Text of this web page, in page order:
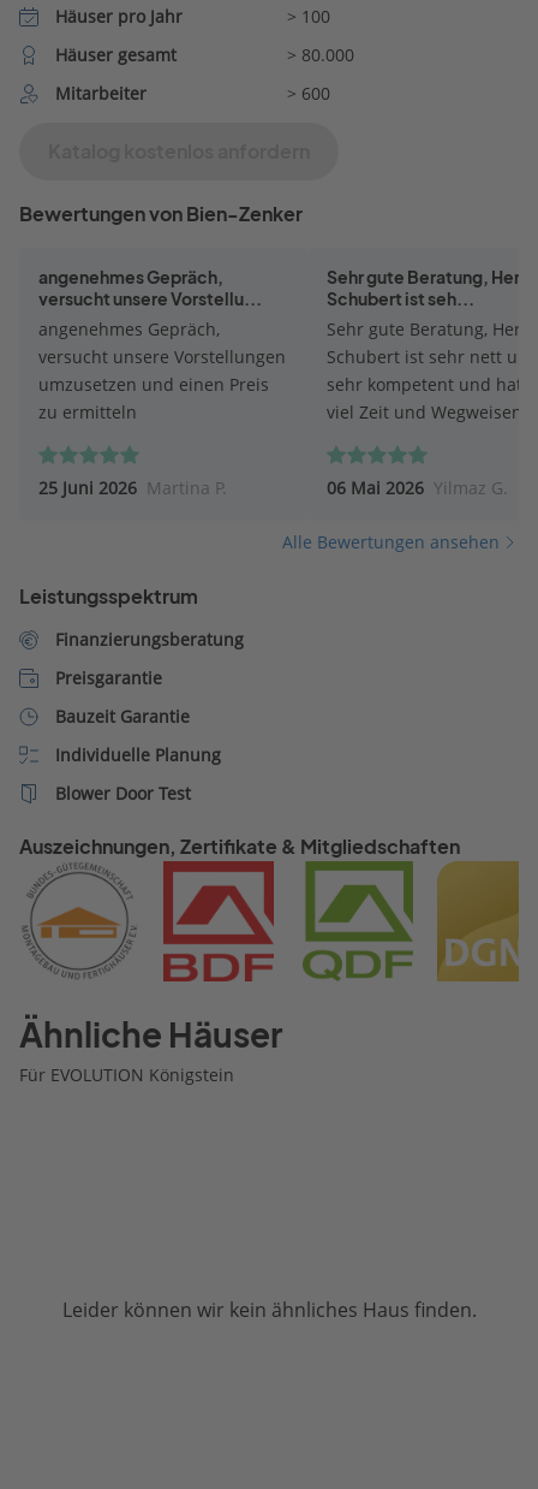
Häuser pro Jahr
> 100
Häuser gesamt
> 80.000
Mitarbeiter
> 600
Bewertungen von Bien-Zenker
angenehmes Gepräch,
versucht unsere Vorstellu...
angenehmes Gepräch,
versucht unsere Vorstellungen
umzusetzen und einen Preis
zu ermitteln
25 Juni 2026 Martina P.
Sehr gute Beratung, Herr
Schubert ist seh...
Sehr gute Beratung, Herr
Schubert ist sehr nett und
sehr kompetent und hat
viel Zeit und Wegweisend
ganz andere Perspektive
eröffnet sehr zu Positiv.
mit Herrn Pit Schubert.
06 Mai 2026 Yilmaz G.
Alle Bewertungen ansehen
Leistungsspektrum
Finanzierungsberatung
Preisgarantie
Bauzeit Garantie
Individuelle Planung
Blower Door Test
Auszeichnungen, Zertifikate & Mitgliedschaften
Ähnliche Häuser
Für EVOLUTION Königstein
Leider können wir kein ähnliches Haus finden.